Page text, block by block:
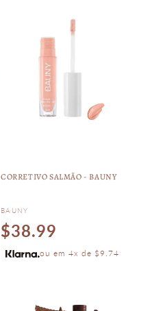
CORRETIVO SALMÃO - BAUNY
Vendor:
BAUNY
Regular
price
$38.99
ou em 4x de $9.74